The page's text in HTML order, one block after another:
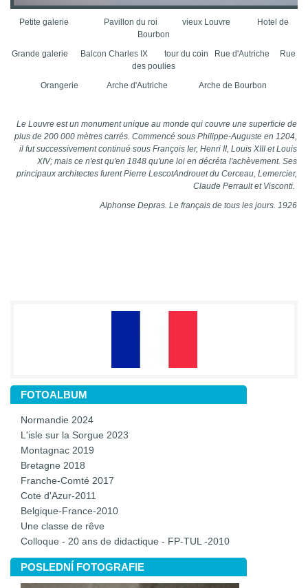
Petite galerie Pavillon du roi vieux Louvre Hotel de
Bourbon
Grande galerie Balcon Charles IX tour du coin Rue d'Autriche Rue
des poulies
Orangerie Arche d'Autriche Arche de Bourbon
Le Louvre est un monument unique au monde qui couvre une superficie de
plus de 200 000 mètres carrés. Commencé sous Philippe-Auguste en 1204,
il fut successivement continué sous François Ier, Henri II, Louis XIII et Louis
XIV; mais ce n'est qu'en 1848 qu'une loi en décréta l'achèvement. Ses
principaux architectes furent Pierre LescotAndrouet du Cerceau, Lemercier,
Claude Perrault et Visconti.
Alphonse Depras. Le français de tous les jours. 1926
FOTOALBUM
Normandie 2024
L'isle sur la Sorgue 2023
Montagnac 2019
Bretagne 2018
Franche-Comté 2017
Cote d'Azur-2011
Belgique-France-2010
Une classe de rêve
Colloque - 20 ans de didactique - FP-TUL -2010
POSLEDNÍ FOTOGRAFIE